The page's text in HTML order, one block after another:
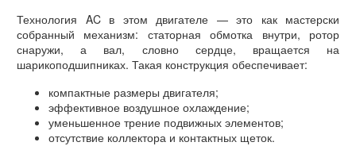
Технология AC в этом двигателе — это как мастерски
собранный механизм: статорная обмотка внутри, ротор
снаружи, а вал, словно сердце, вращается на
шарикоподшипниках. Такая конструкция обеспечивает:
компактные размеры двигателя;
эффективное воздушное охлаждение;
уменьшенное трение подвижных элементов;
отсутствие коллектора и контактных щеток.